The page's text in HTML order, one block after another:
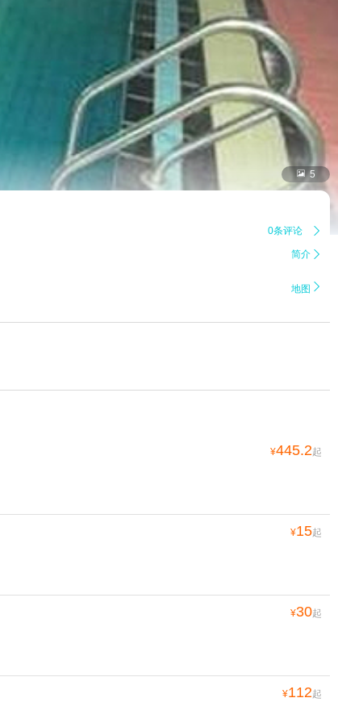
 5
0条评论 
简介 
地图 
¥445.2起
¥15起
¥30起
¥112起